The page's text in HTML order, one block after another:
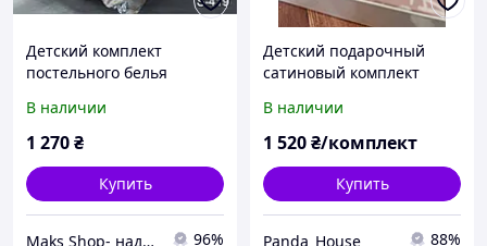
Детский комплект
постельного белья
с
компаньоном,постельное
S419
В наличии
1 270₴
Купить
Maks Shop- надежный и перспективный интернет магазин сумок и аксессуаров 96%
Детский подарочный
сатиновый комплект
Grand
В наличии
1 520₴/комплект
Купить
Panda_House 88%